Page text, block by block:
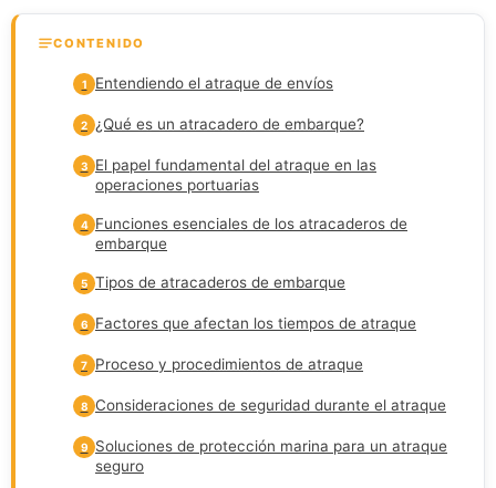
CONTENIDO
1 Entendiendo el atraque de envíos
2 ¿Qué es un atracadero de embarque?
3
El papel fundamental del atraque en las
operaciones portuarias
4
Funciones esenciales de los atracaderos de
embarque
5 Tipos de atracaderos de embarque
6 Factores que afectan los tiempos de atraque
7 Proceso y procedimientos de atraque
8 Consideraciones de seguridad durante el atraque
9
Soluciones de protección marina para un atraque
seguro